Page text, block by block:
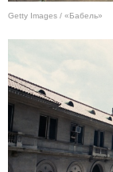
Getty Images / «Бабель»